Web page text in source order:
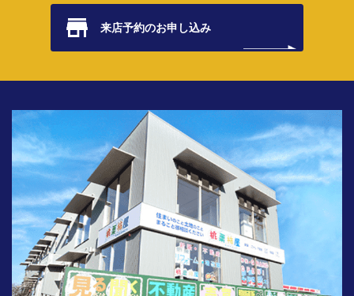
来店予約のお申し込み